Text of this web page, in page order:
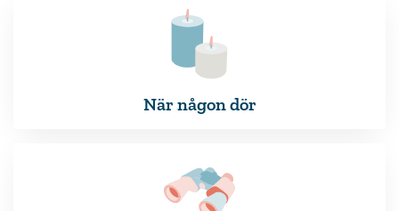
När någon dör